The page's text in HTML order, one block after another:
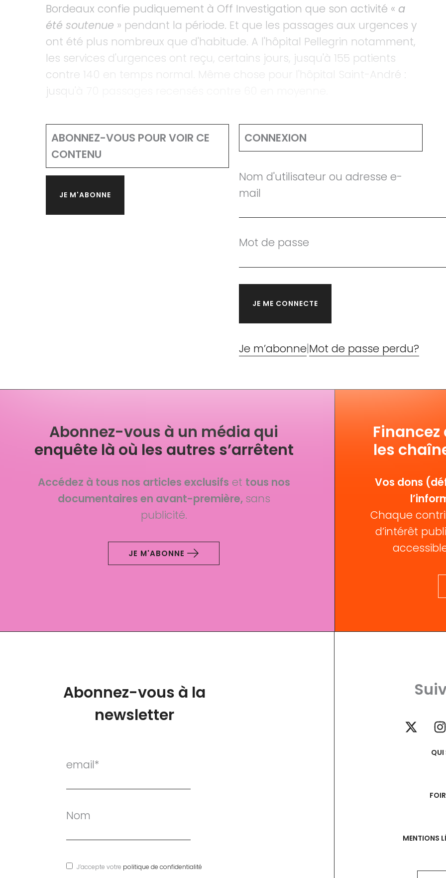
Bordeaux confie pudiquement à Off Investigation que son activité « a
été soutenue » pendant la période. Et que les passages aux urgences y
ont été plus nombreux que d'habitude. A l'hôpital Pellegrin notamment,
les services d'urgences ont reçu, certains jours, jusqu'à 155 patients
contre 140 en temps normal. Même chose pour l'hôpital Saint-André :
jusqu'à 70 passages recensés contre 60 en moyenne.
ABONNEZ-VOUS POUR VOIR CE
CONTENU
JE M'ABONNE
CONNEXION
Nom d'utilisateur ou adresse e-
mail
Mot de passe
Je m’abonne|Mot de passe perdu?
Abonnez-vous à un média qui
enquête là où les autres s’arrêtent
Accédez à tous nos articles exclusifs et tous nos
documentaires en avant-première, sans
publicité.
JE M'ABONNE
les
Vos dons
Chaque
d’intérêt
Abonnez-vous à la
newsletter
email*
Nom
J’accepte votre politique de confidentialité
QUI
MENTIONS